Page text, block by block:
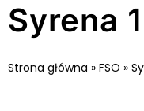
Syrena
Strona główna » FSO »